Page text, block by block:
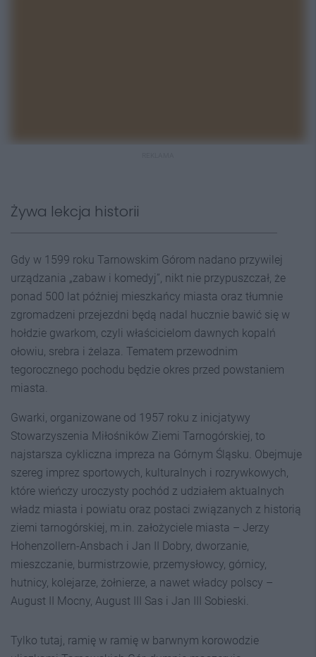
Żywa lekcja historii
Gdy w 1599 roku Tarnowskim Górom nadano przywilej
urządzania „zabaw i komedyj”, nikt nie przypuszczał, że
ponad 500 lat później mieszkańcy miasta oraz tłumnie
zgromadzeni przejezdni będą nadal hucznie bawić się w
hołdzie gwarkom, czyli właścicielom dawnych kopalń
ołowiu, srebra i żelaza. Tematem przewodnim
tegorocznego pochodu będzie okres przed powstaniem
miasta.
Gwarki, organizowane od 1957 roku z inicjatywy
Stowarzyszenia Miłośników Ziemi Tarnogórskiej, to
najstarsza cykliczna impreza na Górnym Śląsku. Obejmuje
szereg imprez sportowych, kulturalnych i rozrywkowych,
które wieńczy uroczysty pochód z udziałem aktualnych
władz miasta i powiatu oraz postaci związanych z historią
ziemi tarnogórskiej, m.in. założyciele miasta – Jerzy
Hohenzollern-Ansbach i Jan II Dobry, dworzanie,
mieszczanie, burmistrzowie, przemysłowcy, górnicy,
hutnicy, kolejarze, żołnierze, a nawet władcy polscy –
August II Mocny, August III Sas i Jan III Sobieski.
Tylko tutaj, ramię w ramię w barwnym korowodzie